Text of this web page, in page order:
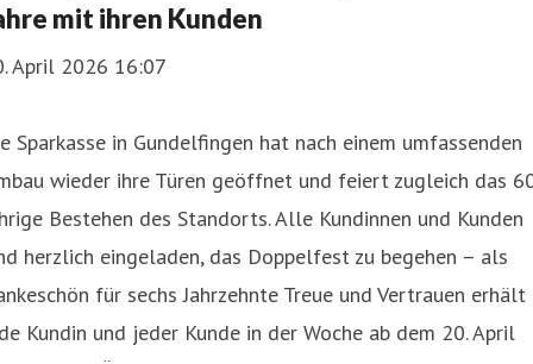
mit ihren Kunden
April 2026 16:07
Sparkasse in Gundelfingen hat nach einem umfassenden
wieder ihre Türen geöffnet und feiert zugleich das
Bestehen des Standorts. Alle Kundinnen und Kunden
herzlich eingeladen, das Doppelfest zu begehen – als
für sechs Jahrzehnte Treue und Vertrauen erhält
Kundin und jeder Kunde in der Woche ab dem 20. April